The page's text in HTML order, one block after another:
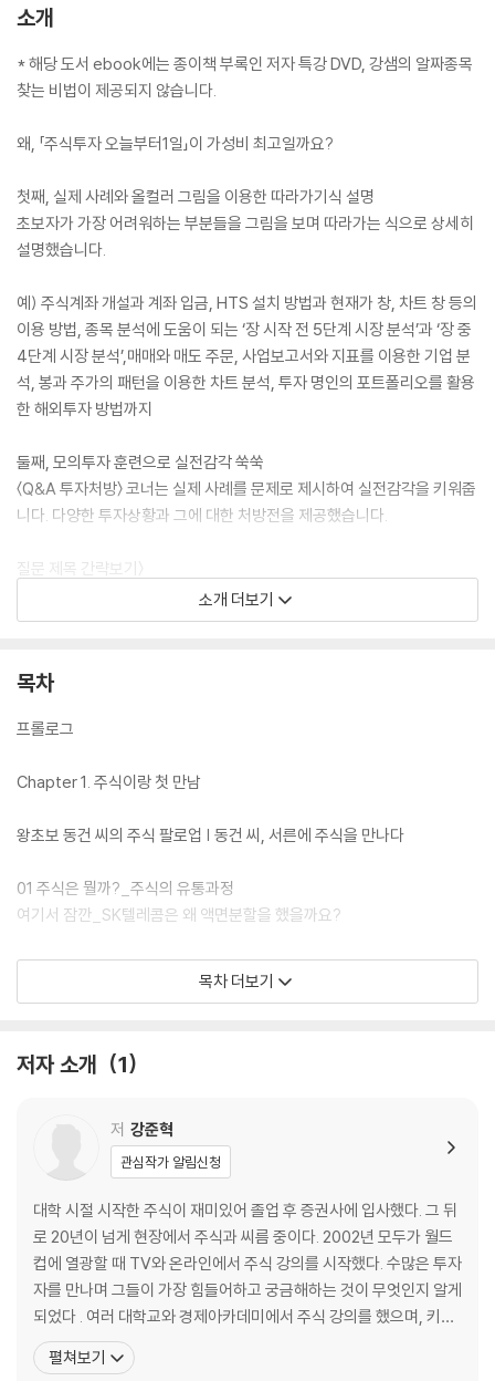
소개
* 해당 도서 ebook에는 종이책 부록인 저자 특강 DVD, 강샘의 알짜종목
찾는 비법이 제공되지 않습니다.
왜, 「주식투자 오늘부터1일」이 가성비 최고일까요?
첫째, 실제 사례와 올컬러 그림을 이용한 따라가기식 설명
초보자가 가장 어려워하는 부분들을 그림을 보며 따라가는 식으로 상세히
설명했습니다.
예) 주식계좌 개설과 계좌 입금, HTS 설치 방법과 현재가 창, 차트 창 등의
이용 방법, 종목 분석에 도움이 되는 ‘장 시작 전 5단계 시장 분석’과 ‘장 중
4단계 시장 분석’,매매와 매도 주문, 사업보고서와 지표를 이용한 기업 분
석, 봉과 주가의 패턴을 이용한 차트 분석, 투자 명인의 포트폴리오를 활용
한 해외투자 방법까지
둘째, 모의투자 훈련으로 실전감각 쑥쑥
〈Q&A 투자처방〉 코너는 실제 사례를 문제로 제시하여 실전감각을 키워줍
니다. 다양한 투자상황과 그에 대한 처방전을 제공했습니다.
질문 제목 간략보기〉
Q. 우리 사주, 살까 말까? Q. 알짜 투자정보를 발 빠르게 얻는 방법은? Q.
단기 매매 타이밍은? Q. 미국이 금리 인상을 하면 우리 주식시장은? Q. 경
은? Q. 지정가 주문을 할까, 시장가 주문을 할까? Q. 반도체지수가 떨어지
적이 좋으면 주가도 무조건 오를까? Q. 여러 보조지표의 매수 신호, 좋을
소개 더보기
목차
프롤로그
Chapter 1. 주식이랑 첫 만남
왕초보 동건 씨의 주식 팔로업 | 동건 씨, 서른에 주식을 만나다
01 주식은 뭘까?_주식의 유통과정
여기서 잠깐_SK텔레콤은 왜 액면분할을 했을까요?
02 주주의 권리부터 증자와 감자까지_주주가 되기 전 알아야 할 기본사항
여기서 잠깐_넥슨은 왜 엔씨소프트의 주식을 샀을까요? | 유상증자의 다
03 주식시장의 대표지수는 나야 나!_코스피지수와 코스닥지수
04 직접투자를 할까, 간접투자를 할까?_주식투자의 장점과 2가지 투자
여기서 잠깐_수익률 좋은 펀드를 고르는 방법
05 단기투자가 좋을까, 장기투자가 좋을까?_투자기간을 설정할 때 주의
여기서 잠깐_안전한 단기투자법 찾기
Q&A 투자처방
목차 더보기
저자 소개 1
저 강준혁
관심작가 알림신청
대학 시절 시작한 주식이 재미있어 졸업 후 증권사에 입사했다. 그 뒤
로 20년이 넘게 현장에서 주식과 씨름 중이다. 2002년 모두가 월드
컵에 열광할 때 TV와 온라인에서 주식 강의를 시작했다. 수많은 투자
자를 만나며 그들이 가장 힘들어하고 궁금해하는 것이 무엇인지 알게
되었다 . 여러 대학교와 경제아카데미에서 주식 강의를 했으며, 키움
증권, 교보증권, 현대증권 등에서도 사내 강의를 했다. ‘한국경제TV’
프로그램 <성공투자 오후증시>, <라이온 투자자 당신이 주인공입니
펼쳐보기